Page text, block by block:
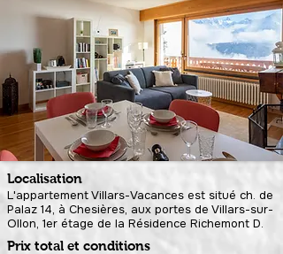
Localisation
L'appartement Villars-Vacances est situé ch. de
Palaz 14, à Chesières, aux portes de Villars-sur-
Ollon, 1er étage de la Résidence Richemont D.
Prix total et conditions